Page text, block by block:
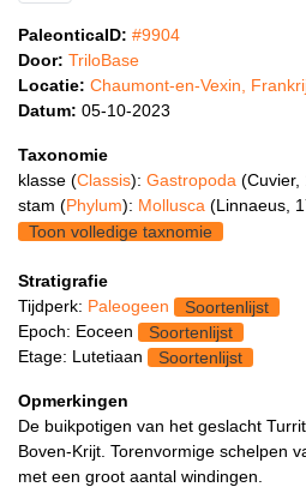
PaleonticaID: #9904
Door: TriloBase
Locatie: Chaumont-en-Vexin,
Datum: 05-10-2023
Taxonomie
klasse (Classis): Gastropoda (Cuvier,
stam (Phylum): Mollusca (Linnaeus,
Toon volledige taxnomie
Stratigrafie
Tijdperk: Paleogeen
Soortenlijst
Epoch: Eoceen
Soortenlijst
Etage: Lutetiaan
Soortenlijst
Opmerkingen
De buikpotigen van het geslacht
Boven-Krijt. Torenvormige schelpen
met een groot aantal windingen.